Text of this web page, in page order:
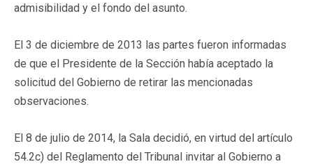
admisibilidad y el fondo del asunto.
El 3 de diciembre de 2013 las partes fueron informadas
de que el Presidente de la Sección había aceptado la
solicitud del Gobierno de retirar las mencionadas
observaciones.
El 8 de julio de 2014, la Sala decidió, en virtud del artículo
54.2c) del Reglamento del Tribunal invitar al Gobierno a